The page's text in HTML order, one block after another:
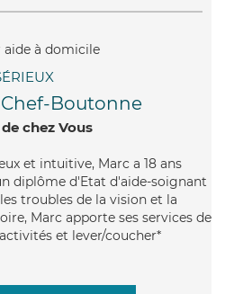
Chef-Boutonne
chez Vous
et intuitive, Marc a 18 ans
diplôme d'Etat d'aide-soignant
troubles de la vision et la
Marc apporte ses services de
et lever/coucher*